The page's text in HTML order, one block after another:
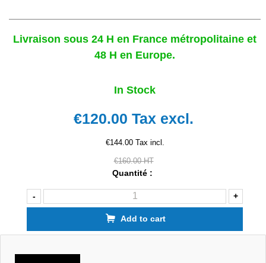
Livraison sous 24 H en France métropolitaine et
48 H en Europe.
In Stock
€120.00Tax excl.
€144.00 Tax incl.
€160.00 HT
Quantité :
- +
Add to cart